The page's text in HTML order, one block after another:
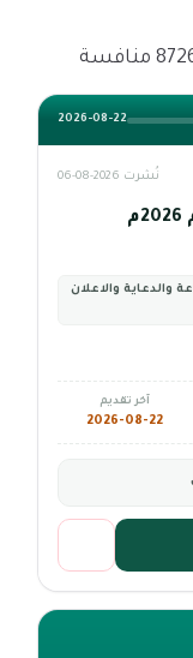
2026-08-22
نُشرت 2026-08-06
والدعاية والاعلان
آخر تقديم
2026-08-22